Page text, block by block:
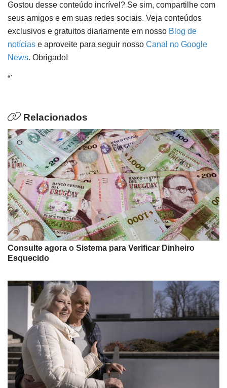
Gostou desse conteúdo incrível? Se sim, compartilhe com
seus amigos e em suas redes sociais. Veja conteúdos
exclusivos e gratuitos diariamente em nosso Blog de
notícias e aproveite para seguir nosso Canal no Google
News. Obrigado!
“`
Relacionados
Consulte agora o Sistema para Verificar Dinheiro
Esquecido